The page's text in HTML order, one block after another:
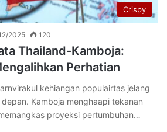
Crispy
2025 120
Thailand-Kamboja:
Perhatian
kehiangan populairtas jelang
Kamboja menghaapi tekanan
proyeksi pertumbuhan…